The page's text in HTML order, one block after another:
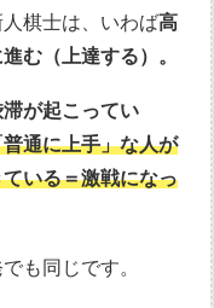
棋士は、いわば高
む（上達する）。
滞が起こってい
普通に上手」な人が
いる＝激戦になっ
も同じです。